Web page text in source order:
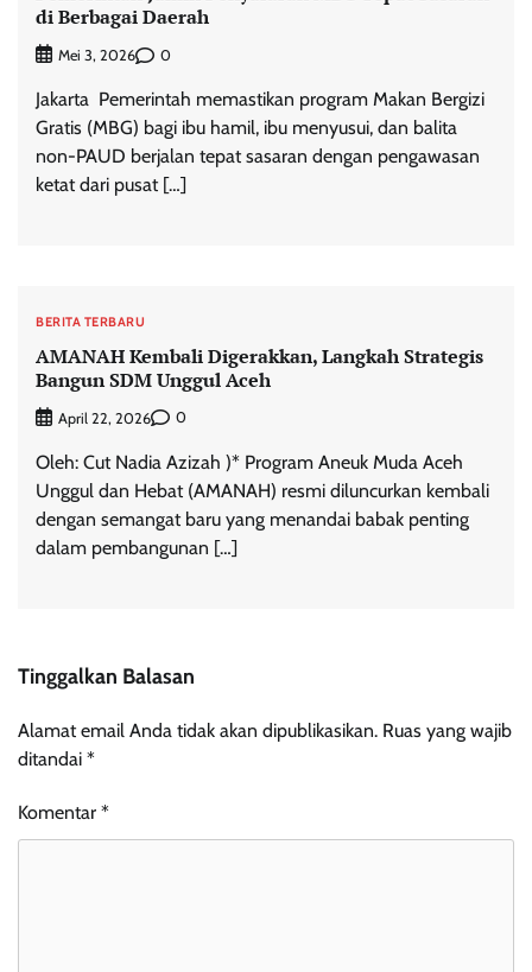
di Berbagai Daerah
Mei 3, 2026 0
Jakarta  Pemerintah memastikan program Makan Bergizi
Gratis (MBG) bagi ibu hamil, ibu menyusui, dan balita
non-PAUD berjalan tepat sasaran dengan pengawasan
ketat dari pusat […]
BERITA TERBARU
AMANAH Kembali Digerakkan, Langkah Strategis
Bangun SDM Unggul Aceh
April 22, 2026 0
Oleh: Cut Nadia Azizah )* Program Aneuk Muda Aceh
Unggul dan Hebat (AMANAH) resmi diluncurkan kembali
dengan semangat baru yang menandai babak penting
dalam pembangunan […]
Tinggalkan Balasan
Alamat email Anda tidak akan dipublikasikan. Ruas yang wajib
ditandai *
Komentar *